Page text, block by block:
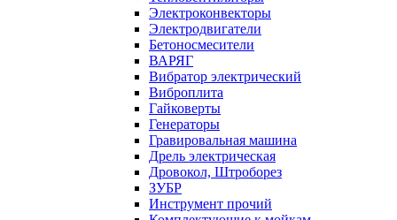
Электроконвекторы
Электродвигатели
Бетоносмесители
ВАРЯГ
Вибратор электрический
Виброплита
Гайковерты
Генераторы
Гравировальная машина
Дрель электрическая
Дровокол, Штроборез
ЗУБР
Инструмент прочий